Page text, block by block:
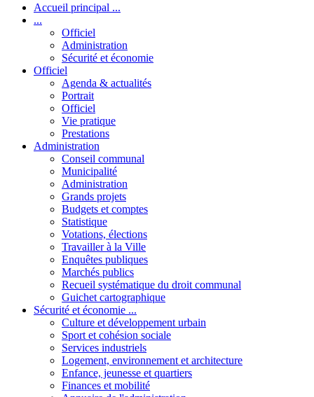
Accueil principal ...
...
Officiel
Administration
Sécurité et économie
Officiel
Agenda & actualités
Portrait
Officiel
Vie pratique
Prestations
Administration
Conseil communal
Municipalité
Administration
Grands projets
Budgets et comptes
Statistique
Votations, élections
Travailler à la Ville
Enquêtes publiques
Marchés publics
Recueil systématique du droit communal
Guichet cartographique
Sécurité et économie ...
Culture et développement urbain
Sport et cohésion sociale
Services industriels
Logement, environnement et architecture
Enfance, jeunesse et quartiers
Finances et mobilité